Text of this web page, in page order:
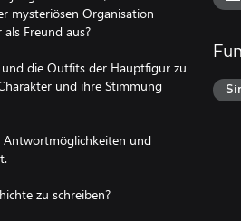
mysteriösen Organisation
Freund aus?
die Outfits der Hauptfigur zu
und ihre Stimmung
Antwortmöglichkeiten und
zu schreiben?